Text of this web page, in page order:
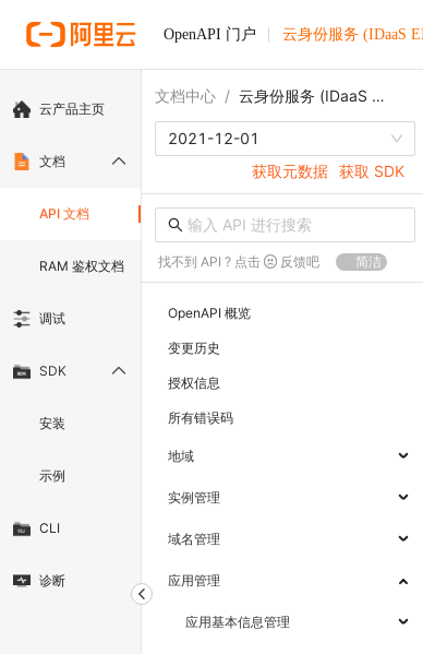
OpenAPI 门户 云身份服务 (IDaaS
云产品主页
文档
API 文档
RAM 鉴权文档
调试
SDK
安装
示例
CLI
诊断
文档中心 / 云身份服务 (IDaaS EIAM)
2021-12-01
获取元数据 获取 SDK
找不到 API ? 点击 反馈吧 简洁
OpenAPI 概览
变更历史
授权信息
所有错误码
地域
实例管理
域名管理
应用管理
应用基本信息管理